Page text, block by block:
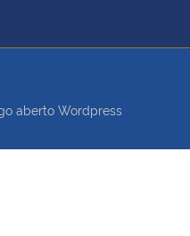
aberto Wordpress